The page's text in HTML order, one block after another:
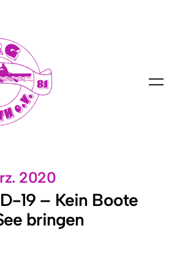
2020
19 – Kein Boote
bringen